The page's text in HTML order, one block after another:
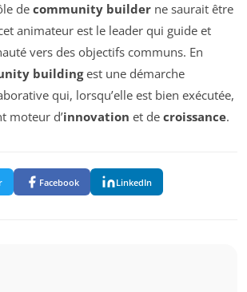
de community builder ne saurait être
animateur est le leader qui guide et
vers des objectifs communs. En
buildingest une démarche
qui, lorsqu’elle est bien exécutée,
moteur d’innovation et de croissance.
Facebook LinkedIn